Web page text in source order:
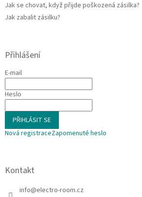
Jak se chovat, když přijde poškozená zásilka?
Jak zabalit zásilku?
Přihlášení
E-mail
Heslo
PŘIHLÁSIT SE
Nová registraceZapomenuté heslo
Kontakt
info@electro-room.cz